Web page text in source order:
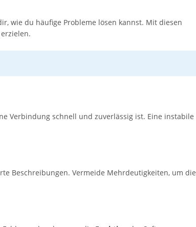
wie du häufige Probleme lösen kannst. Mit diesen
erzielen.
Verbindung schnell und zuverlässig ist. Eine instabile
Beschreibungen. Vermeide Mehrdeutigkeiten, um die